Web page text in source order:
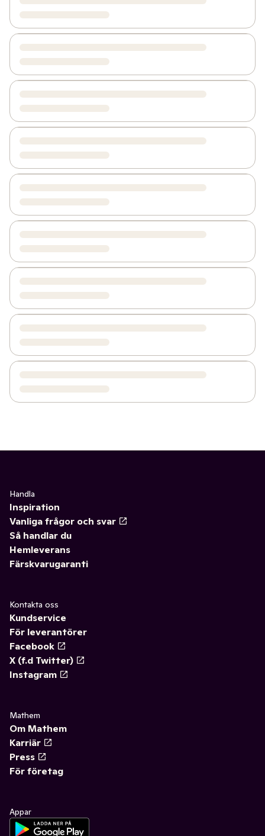
Handla
Inspiration
Vanliga frågor och svar
Så handlar du
Hemleverans
Färskvarugaranti
Kontakta oss
Kundservice
För leverantörer
Facebook
X (f.d Twitter)
Instagram
Mathem
Om Mathem
Karriär
Press
För företag
Appar